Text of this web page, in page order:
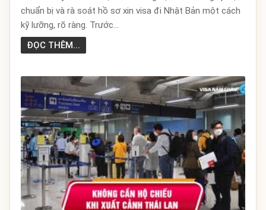
chuẩn bị và rà soát hồ sơ xin visa đi Nhật Bản một cách
kỹ lưỡng, rõ ràng. Trước...
ĐỌC THÊM...